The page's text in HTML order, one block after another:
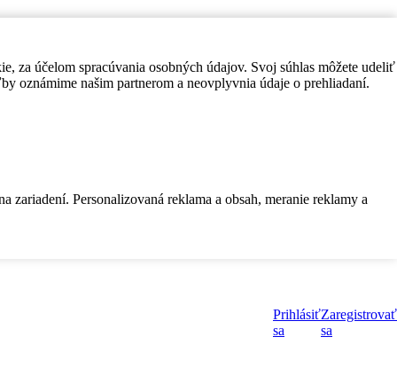
za účelom spracúvania osobných údajov. Svoj súhlas môžete udeliť
oznámime našim partnerom a neovplyvnia údaje o prehliadaní.
Personalizovaná reklama a obsah, meranie reklamy a
Prihlásiť
sa
Zaregistrovať
sa